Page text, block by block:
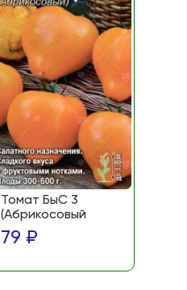
Томат БыС 3
(Абрикосовый
79 ₽